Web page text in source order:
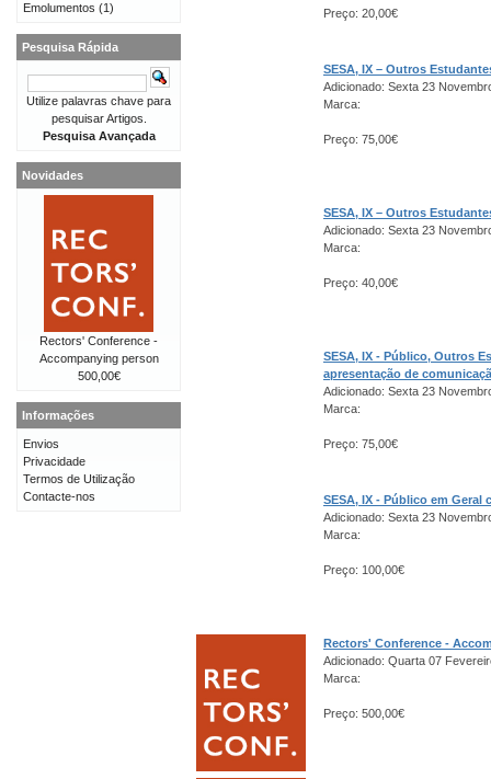
Preço: 20,00€
SESA, IX – Outros
Adicionado: Sexta 23
Marca:
Preço: 75,00€
SESA, IX – Outros
Adicionado: Sexta 23
Marca:
Preço: 40,00€
SESA, IX - Público, Outros
apresentação de
Adicionado: Sexta 23
Marca:
Preço: 75,00€
SESA, IX - Público em
Adicionado: Sexta 23
Marca:
Preço: 100,00€
Rectors' Conference -
Adicionado: Quarta 07
Marca:
Preço: 500,00€
Emolumentos (1)
Pesquisa Rápida
Utilize palavras chave para
pesquisar Artigos.
Pesquisa Avançada
Novidades
Rectors' Conference -
Accompanying person
500,00€
Informações
Envios
Privacidade
Termos de Utilização
Contacte-nos